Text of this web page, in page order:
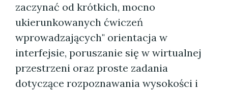
zaczynać od krótkich, mocno
ukierunkowanych ćwiczeń
wprowadzających" orientacja w
interfejsie, poruszanie się w wirtualnej
przestrzeni oraz proste zadania
dotyczące rozpoznawania wysokości i